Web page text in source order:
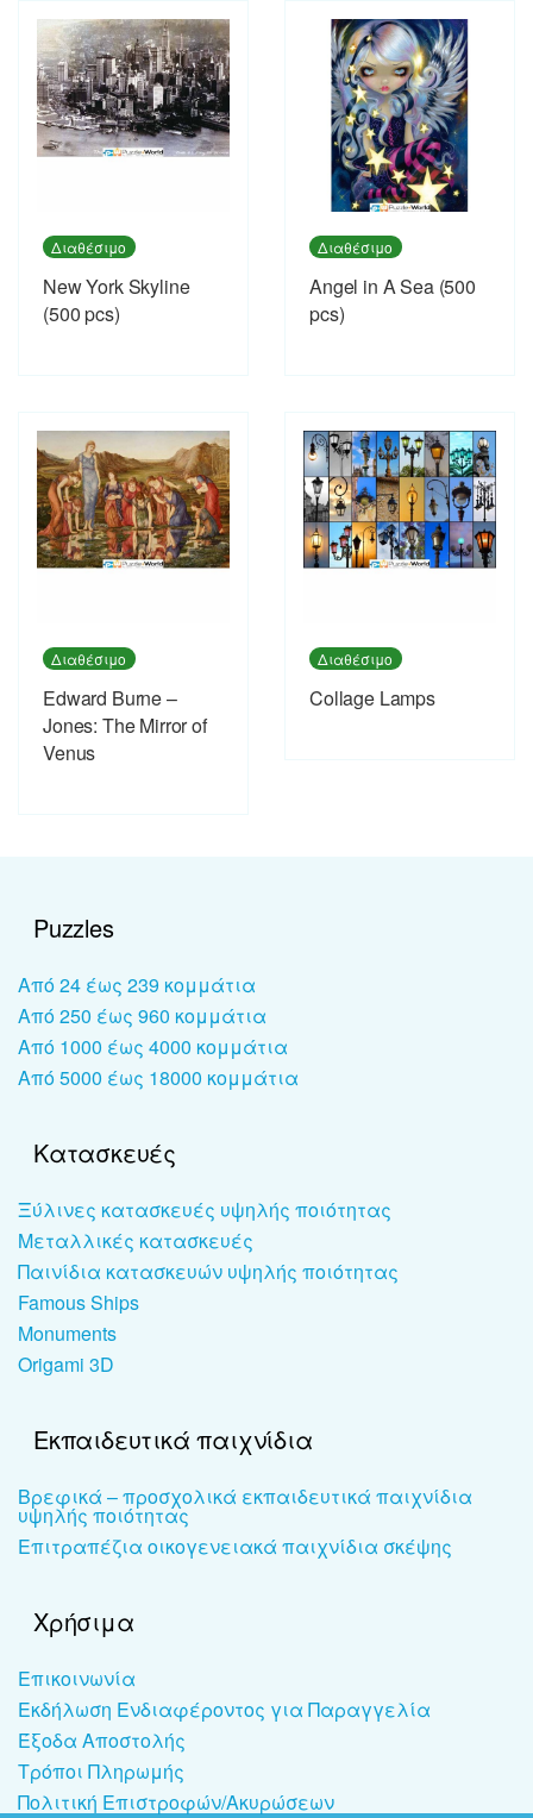
Διαθέσιμο
New York Skyline
(500 pcs)
Διαθέσιμο
Angel in A Sea (500
pcs)
Διαθέσιμο
Edward Burne –
Jones: The Mirror of
Venus
Διαθέσιμο
Collage Lamps
Puzzles
Από 24 έως 239 κομμάτια
Από 250 έως 960 κομμάτια
Από 1000 έως 4000 κομμάτια
Από 5000 έως 18000 κομμάτια
Κατασκευές
Ξύλινες κατασκευές υψηλής ποιότητας
Μεταλλικές κατασκευές
Παινίδια κατασκευών υψηλής ποιότητας
Famous Ships
Monuments
Origami 3D
Εκπαιδευτικά παιχνίδια
Βρεφικά – προσχολικά εκπαιδευτικά παιχνίδια
υψηλής ποιότητας
Επιτραπέζια οικογενειακά παιχνίδια σκέψης
Χρήσιμα
Επικοινωνία
Εκδήλωση Ενδιαφέροντος για Παραγγελία
Έξοδα Αποστολής
Τρόποι Πληρωμής
Πολιτική Επιστροφών/Ακυρώσεων